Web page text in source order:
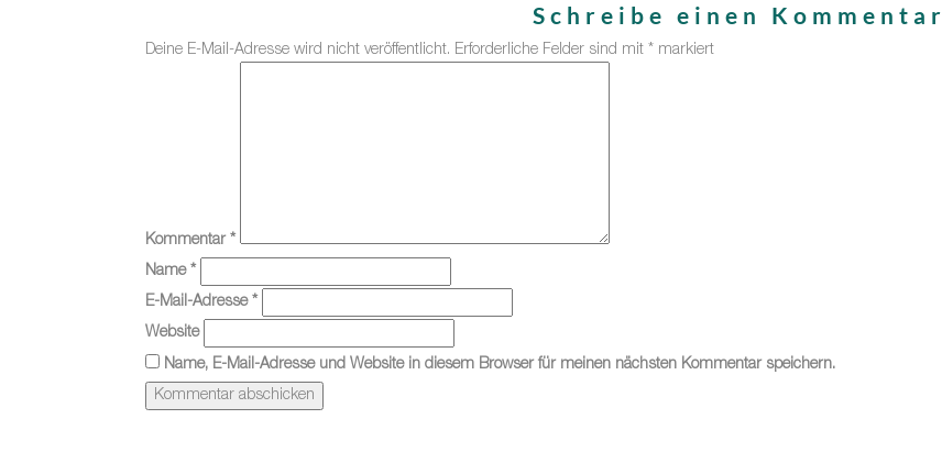
Schreibe einen Kommentar
Deine E-Mail-Adresse wird nicht veröffentlicht. Erforderliche Felder sind mit * markiert
Kommentar *
Name *
E-Mail-Adresse *
Website
Name, E-Mail-Adresse und Website in diesem Browser für meinen nächsten Kommentar speichern.